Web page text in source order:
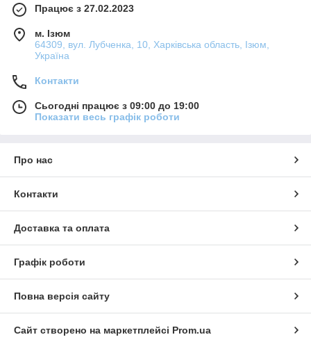
Працює з 27.02.2023
м. Ізюм
64309, вул. Лубченка, 10, Харківська область, Ізюм,
Україна
Контакти
Сьогодні працює з 09:00 до 19:00
Показати весь графік роботи
Про нас
Контакти
Доставка та оплата
Графік роботи
Повна версія сайту
Сайт створено на маркетплейсі Prom.ua